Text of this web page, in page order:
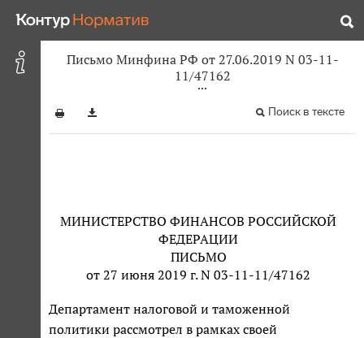
Письмо Минфина РФ от 27.06.2019 N 03-11-
11/47162
Поиск в тексте
МИНИСТЕРСТВО ФИНАНСОВ РОССИЙСКОЙ
ФЕДЕРАЦИИ
ПИСЬМО
от 27 июня 2019 г. N 03-11-11/47162
Департамент налоговой и таможенной
политики рассмотрел в рамках своей